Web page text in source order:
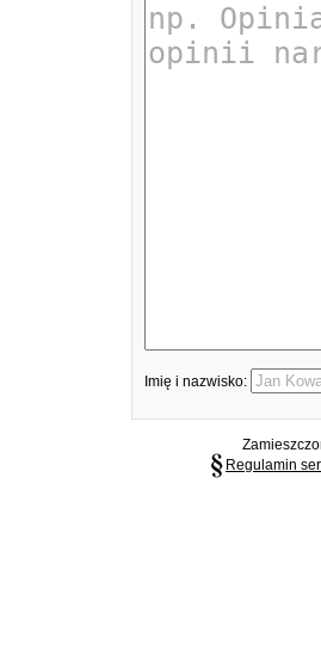
Imię i nazwisko:
Regulamin